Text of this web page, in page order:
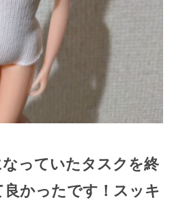
っていたタスクを終
かったです！スッキ